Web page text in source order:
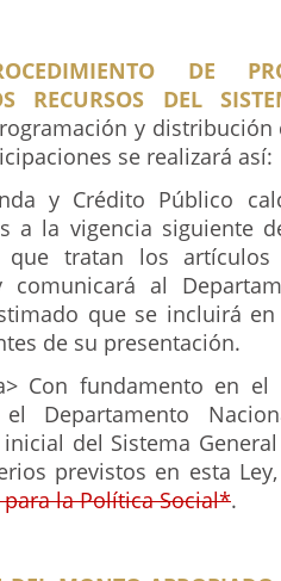
DE
RECURSOS DEL
y
se realizará así:
y Crédito Público
a la vigencia siguiente
que tratan los
comunicará al
que se incluirá
de su presentación.
Con fundamento en el
Departamento
del Sistema
previstos en esta
la Política Social*.